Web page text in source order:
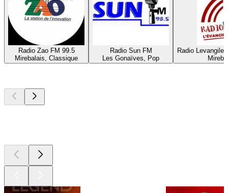
Radio Zao FM 99.5
Mirebalais, Classique
Radio Sun FM
Les Gonaïves, Pop
Radio Levangile